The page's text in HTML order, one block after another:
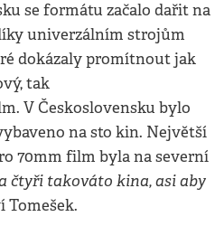
se formátu začalo dařit na
univerzálním strojům
dokázaly promítnout jak
tak
V Československu bylo
na sto kin. Největší
70mm film byla na severní
čtyři takováto kina, asi aby
Tomešek.